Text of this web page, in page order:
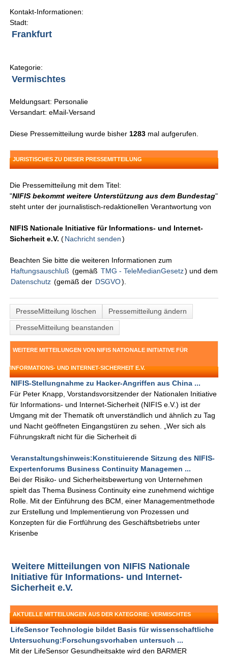
Kontakt-Informationen:
Stadt:
Frankfurt
Kategorie:
Vermischtes
Meldungsart: Personalie
Versandart: eMail-Versand
Diese Pressemitteilung wurde bisher 1283 mal aufgerufen.
JURISTISCHES ZU DIESER PRESSEMITTEILUNG
Die Pressemitteilung mit dem Titel:
"NIFIS bekommt weitere Unterstützung aus dem Bundestag"
steht unter der journalistisch-redaktionellen Verantwortung von
NIFIS Nationale Initiative für Informations- und Internet-
Sicherheit e.V. (Nachricht senden )
Beachten Sie bitte die weiteren Informationen zum
Haftungsauschluß (gemäß TMG - TeleMedianGesetz) und dem
Datenschutz (gemäß der DSGVO).
PresseMitteilung löschen
Pressemitteilung ändern
PresseMitteilung beanstanden
WEITERE MITTEILUNGEN VON NIFIS NATIONALE INITIATIVE FÜR
INFORMATIONS- UND INTERNET-SICHERHEIT E.V.
NIFIS-Stellungnahme zu Hacker-Angriffen aus China ...
Für Peter Knapp, Vorstandsvorsitzender der Nationalen Initiative
für Informations- und Internet-Sicherheit (NIFIS e.V.) ist der
Umgang mit der Thematik oft unverständlich und ähnlich zu Tag
und Nacht geöffneten Eingangstüren zu sehen. „Wer sich als
Führungskraft nicht für die Sicherheit di
Veranstaltungshinweis:Konstituierende Sitzung des NIFIS-
Expertenforums Business Continuity Managemen ...
Bei der Risiko- und Sicherheitsbewertung von Unternehmen
spielt das Thema Business Continuity eine zunehmend wichtige
Rolle. Mit der Einführung des BCM, einer Managementmethode
zur Erstellung und Implementierung von Prozessen und
Konzepten für die Fortführung des Geschäftsbetriebs unter
Krisenbe
Weitere Mitteilungen von NIFIS Nationale
Initiative für Informations- und Internet-
Sicherheit e.V.
AKTUELLE MITTEILUNGEN AUS DER KATEGORIE: VERMISCHTES
LifeSensor Technologie bildet Basis für wissenschaftliche
Untersuchung:Forschungsvorhaben untersuch ...
Mit der LifeSensor Gesundheitsakte wird den BARMER